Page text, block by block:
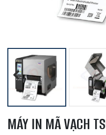
Previous
MÁY IN MÃ VẠCH